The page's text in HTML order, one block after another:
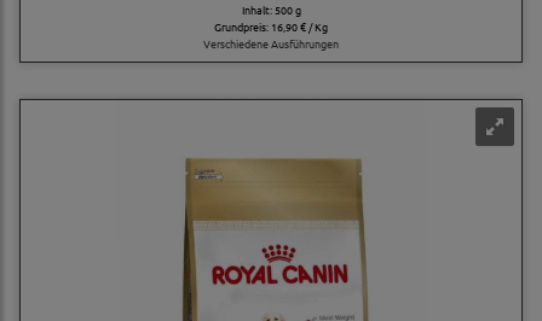
Inhalt: 500 g
Grundpreis: 16,90 € / Kg
Verschiedene Ausführungen